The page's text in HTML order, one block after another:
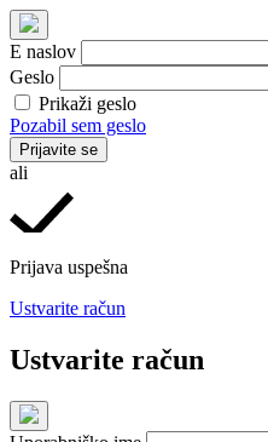
E naslov
Geslo
Prikaži geslo
Pozabil sem geslo
Prijavite se
ali
Prijava uspešna
Ustvarite račun
Ustvarite račun